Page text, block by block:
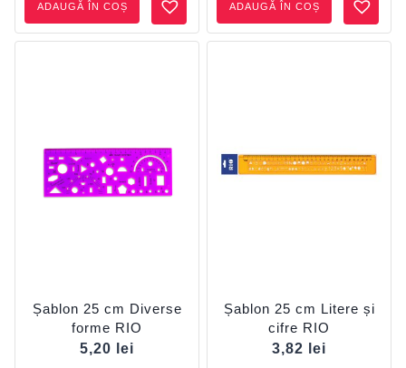
ADAUGĂ ÎN COȘ ADAUGĂ ÎN COȘ
Șablon 25 cm Diverse
forme RIO
5,20
lei
Șablon 25 cm Litere și
cifre RIO
3,82
lei